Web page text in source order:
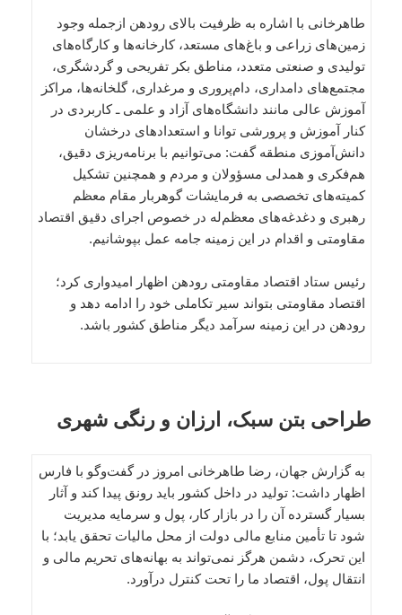
طاهرخانی با اشاره به ظرفیت بالای رودهن ازجمله وجود
زمین‌های زراعی و باغ‌های مستعد، کارخانه‌ها و کارگاه‌های
تولیدی و صنعتی متعدد، مناطق بکر تفریحی و گردشگری،
مجتمع‌های دامداری، دام‌پروری و مرغداری، گلخانه‌ها، مراکز
آموزش عالی مانند دانشگاه‌های آزاد و علمی ـ کاربردی در
کنار آموزش و پرورشی توانا و استعدادهای درخشان
دانش‌آموزی منطقه گفت: می‌توانیم با برنامه‌ریزی دقیق،
هم‌فکری و همدلی مسؤولان و مردم و همچنین تشکیل
کمیته‌های تخصصی به فرمایشات گوهربار مقام معظم
رهبری و دغدغه‌های معظم‌له در خصوص اجرای دقیق اقتصاد
مقاومتی و اقدام در این زمینه جامه عمل بپوشانیم.
رئیس ستاد اقتصاد مقاومتی رودهن اظهار امیدواری کرد؛
اقتصاد مقاومتی بتواند سیر تکاملی خود را ادامه دهد و
رودهن در این زمینه سرآمد دیگر مناطق کشور باشد.
طراحی بتن سبک، ارزان و رنگی شهری
به گزارش جهان، رضا طاهرخانی امروز در گفت‌وگو با فارس
اظهار داشت: تولید در داخل کشور باید رونق پیدا کند و آثار
بسیار گسترده آن را در بازار کار، پول و سرمایه مدیریت
شود تا تأمین منابع مالی دولت از محل مالیات تحقق یابد؛ با
این تحرک، دشمن هرگز نمی‌تواند به بهانه‌های تحریم مالی و
انتقال پول، اقتصاد ما را تحت کنترل درآورد.